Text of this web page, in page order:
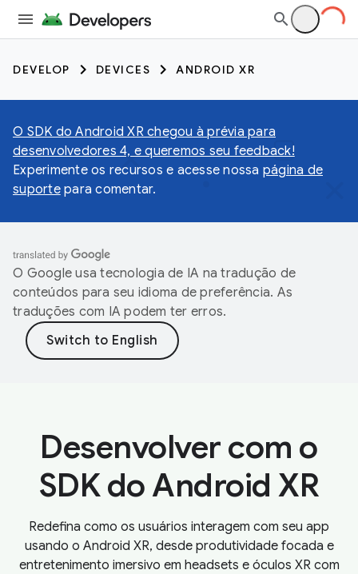
DEVELOP DEVICES ANDROID XR
O SDK do Android XR chegou à prévia para
desenvolvedores 4, e queremos seu feedback!
Experimente os recursos e acesse nossa página de
suportepara comentar.
O Google usa tecnologia de IA na tradução de
conteúdos para seu idioma de preferência. As
traduções com IA podem ter erros.
Desenvolver com o
SDK do Android XR
Redefina como os usuários interagem com seu app
usando o Android XR, desde produtividade focada e
entretenimento imersivo em headsets e óculos XR com